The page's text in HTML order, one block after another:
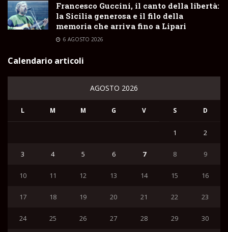
Francesco Guccini, il canto della libertà:
la Sicilia generosa e il filo della
memoria che arriva fino a Lipari
6 AGOSTO 2026
Calendario articoli
AGOSTO 2026
L M M G V S D
1 2
3 4 5 6 7 8 9
10 11 12 13 14 15 16
17 18 19 20 21 22 23
24 25 26 27 28 29 30